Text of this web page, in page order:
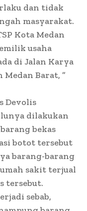
dan tidak
masyarakat.
Kota Medan
usaha
di Jalan Karya
Barat, ”
Devolis
dilakukan
bekas
botot tersebut
barang-barang
sakit terjual
tersebut.
sebab,